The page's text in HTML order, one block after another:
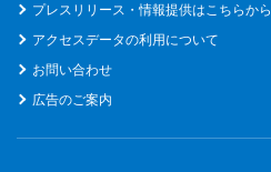
プレスリリース・情報提供はこちらから
アクセスデータの利用について
お問い合わせ
広告のご案内